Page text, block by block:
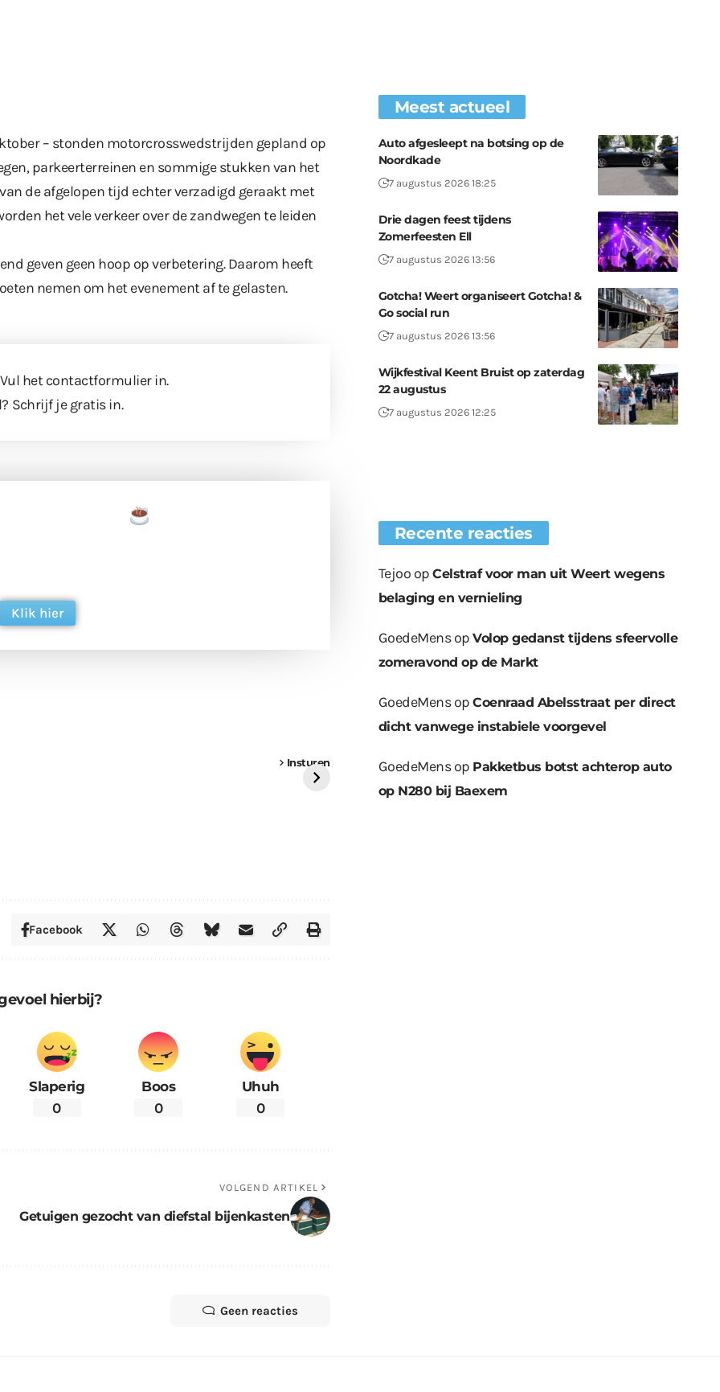
– stonden motorcrosswedstrijden gepland op
parkeerterreinen en sommige stukken van het
de afgelopen tijd echter verzadigd geraakt met
het vele verkeer over de zandwegen te leiden
geven geen hoop op verbetering. Daarom heeft
nemen om het evenement af te gelasten.
het contactformulierin.
Schrijf je gratis in.
Klik hier
Insturen
geplaatst op
ook uit
containerpark
Facebook
hierbij?
Slaperig
0
Boos
0
Uhuh
0
VOLGEND ARTIKEL
Getuigen gezocht van diefstal bijenkasten
Geen reacties
Meest actueel
Auto afgesleept na botsing op de
Noordkade
7 augustus 2026 18:25
Drie dagen feest tijdens
Zomerfeesten Ell
7 augustus 2026 13:56
Gotcha! Weert organiseert Gotcha! &
Go social run
7 augustus 2026 13:56
Wijkfestival Keent Bruist op zaterdag
22 augustus
7 augustus 2026 12:25
Recente reacties
Tejoo opCelstraf voor man uit Weert wegens
belaging en vernieling
GoedeMensopVolop gedanst tijdens sfeervolle
zomeravond op de Markt
GoedeMensopCoenraad Abelsstraat per direct
dicht vanwege instabiele voorgevel
GoedeMensop Pakketbus botst achterop auto
op N280 bij Baexem